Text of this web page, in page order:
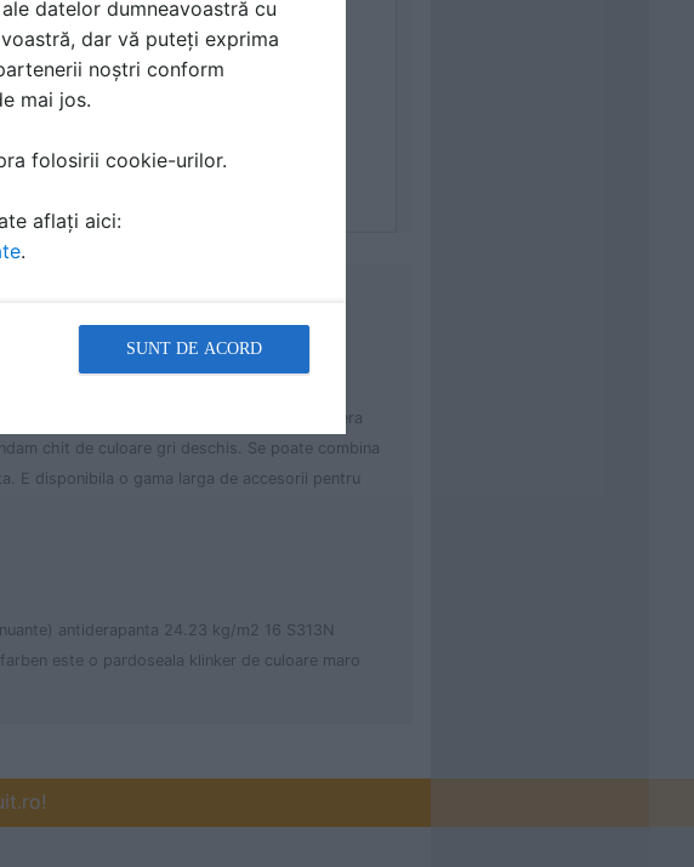
rosu rosu rosu Suprafata antiderapanta
33 11 16
uniforma rosu-caramiziu. Degaja o atmosfera
chit de culoare gri deschis. Se poate combina
E disponibila o gama larga de accesorii pentru
antiderapanta 24.23 kg/m2 16 S313N
este o pardoseala klinker de culoare maro
datelor dumneavoastră cu
dar vă puteți exprima
noștri conform
mai jos.
folosirii cookie-urilor.
aflați aici:
.
SUNT DE ACORD